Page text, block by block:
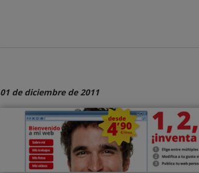
01 de diciembre de 2011